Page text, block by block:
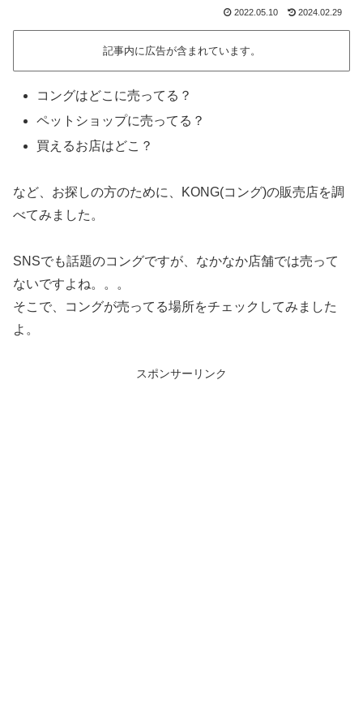
2022.05.10 2024.02.29
記事内に広告が含まれています。
コングはどこに売ってる？
ペットショップに売ってる？
買えるお店はどこ？
など、お探しの方のために、KONG(コング)の販売店を調
べてみました。
SNSでも話題のコングですが、なかなか店舗では売って
ないですよね。。。
そこで、コングが売ってる場所をチェックしてみました
よ。
スポンサーリンク